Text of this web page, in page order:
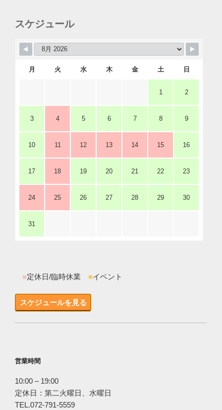
スケジュール
月 火 水 木 金 土 日
1 2
3 4 5 6 7 8 9
10 11 12 13 14 15 16
17 18 19 20 21 22 23
24 25 26 27 28 29 30
31
■定休日/臨時休業 ■イベント
スケジュールを見る
営業時間
10:00 – 19:00
定休日：第二火曜日、水曜日
TEL.072-791-5559